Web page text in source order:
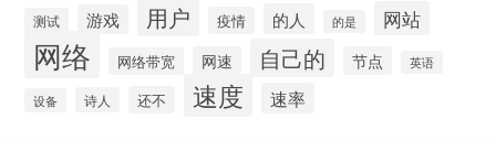
测试 游戏 用户 疫情 的人 的是 网站
网络 网络带宽 网速 自己的 节点 英语
设备 诗人 还不 速度 速率